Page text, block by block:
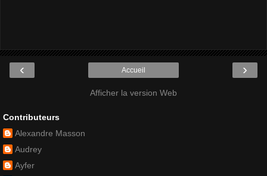
‹ ›
Accueil
Afficher la version Web
Contributeurs
Alexandre Masson
Audrey
Ayfer